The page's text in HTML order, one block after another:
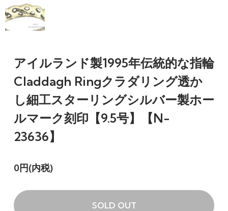
アイルランド製1995年伝統的な指輪
Claddagh Ringクラダリング透か
し細工スターリングシルバー製ホー
ルマーク刻印【9.5号】【N-
23636】
0円(内税)
SOLD OUT